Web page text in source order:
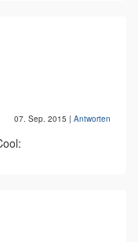
07. Sep. 2015 | Antworten